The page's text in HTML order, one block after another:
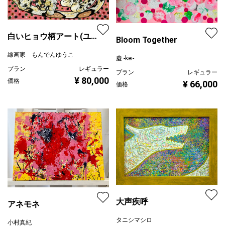
白いヒョウ柄アート(ユ
線画家 もんでんゆうこ
プラン
レギュラー
価格
¥ 80,000
Bloom Together
慶 -kei-
プラン
レギュラー
価格
¥ 66,000
アネモネ
小村真紀
大声疾呼
タニシマシロ